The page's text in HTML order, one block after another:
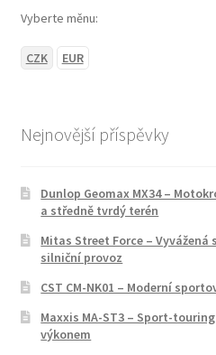
Vyberte měnu:
CZK EUR
Nejnovější příspěvky
Dunlop Geomax MX34 –
a středně tvrdý terén
Mitas Street Force –
silniční provoz
CST CM-NK01 – Moderní
Maxxis MA-ST3 – Sport-
výkonem